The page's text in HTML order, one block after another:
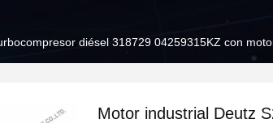
diésel 318729 04259315KZ con
Motor industrial Deutz